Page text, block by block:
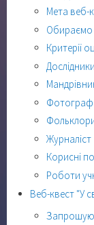
Мета веб-
Обираємо
Критерії
Дослідники
Фотограф
Журналіст
Корисні
Роботи
Веб-квест "У
Запрошую